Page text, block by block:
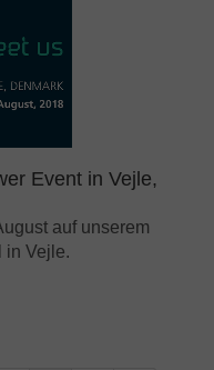
Event in Vejle,
auf unserem
in Vejle.